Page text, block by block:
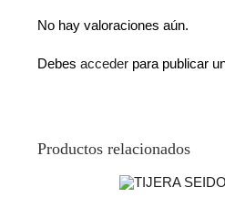
No hay valoraciones aún.
Debesacceder para publicar
Productos relacionados